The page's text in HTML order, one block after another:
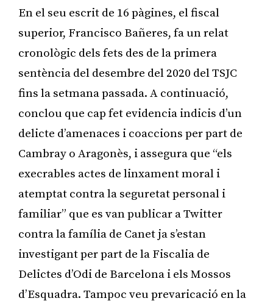
En el seu escrit de 16 pàgines, el fiscal
superior, Francisco Bañeres, fa un relat
cronològic dels fets des de la primera
sentència del desembre del 2020 del TSJC
fins la setmana passada. A continuació,
conclou que cap fet evidencia indicis d’un
delicte d’amenaces i coaccions per part de
Cambray o Aragonès, i assegura que “els
execrables actes de linxament moral i
atemptat contra la seguretat personal i
familiar” que es van publicar a Twitter
contra la família de Canet ja s’estan
investigant per part de la Fiscalia de
Delictes d’Odi de Barcelona i els Mossos
d’Esquadra. Tampoc veu prevaricació en la